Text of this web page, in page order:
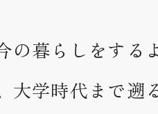
の暮らしをする
大学時代まで遡